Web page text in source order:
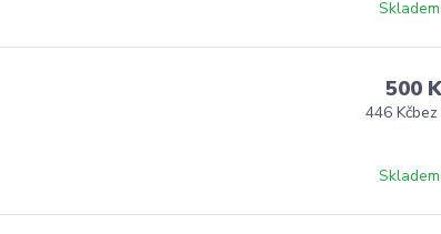
500
446 Kčbez